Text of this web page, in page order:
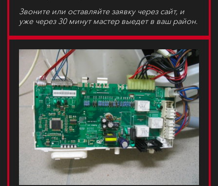
Звоните или оставляйте заявку через сайт, и
уже через 30 минут мастер выедет в ваш район.